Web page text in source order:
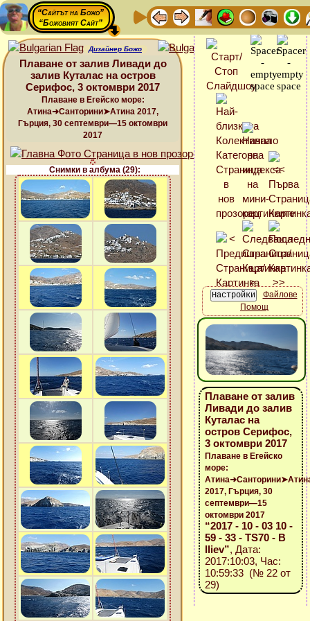
“Сайтът на Божо”
“Божовият Сайт”
Дизайнер Божо
Плаване от залив Ливади до
залив Куталас на остров
Серифос, 3 октомври 2017
Плаване в Егейско море:
Атина➜Санторини➤Атина 2017,
Гърция, 30 септември—15 октомври
2017
Снимки в албума (29):
Файлове
Помощ
Плаване от залив
Ливади до залив
Куталас на
остров Серифос,
3 октомври 2017
Плаване в Егейско
море:
2017, Гърция, 30
септември—15
октомври 2017
“2017 - 10 - 03 10 -
59 - 33 - TS70 - B
Iliev”, Дата:
2017:10:03, Час:
10:59:33 (№ 22 от
29)